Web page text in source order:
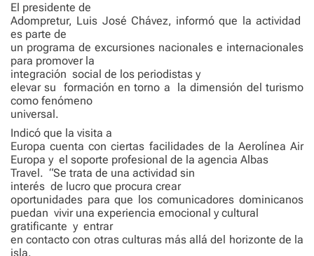
El presidente de
Adompretur, Luis José Chávez, informó que la actividad
es parte de
un programa de excursiones nacionales e internacionales
para promover la
integración social de los periodistas y
elevar su formación en torno a la dimensión del turismo
como fenómeno
universal.
Indicó que la visita a
Europa cuenta con ciertas facilidades de la Aerolínea Air
Europa y el soporte profesional de la agencia Albas
Travel. “Se trata de una actividad sin
interés de lucro que procura crear
oportunidades para que los comunicadores dominicanos
puedan vivir una experiencia emocional y cultural
gratificante y entrar
en contacto con otras culturas más allá del horizonte de la
isla.